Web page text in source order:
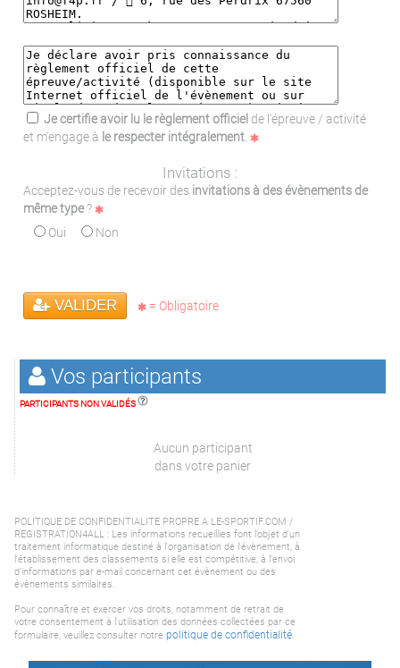
Je certifie avoir lu le règlement officiel de l'épreuve / activité
et m'engage à le respecter intégralement
Invitations :
Acceptez-vous de recevoir des invitations à des évènements de
même type?
Oui
Non
VALIDER = Obligatoire
Vos participants
PARTICIPANTS NON VALIDÉS
Aucun participant
dans votre panier
POLITIQUE DE CONFIDENTIALITE PROPRE A LE-SPORTIF.COM /
REGISTRATION4ALL : Les informations recueillies font l’objet d'un
traitement informatique destiné à l'organisation de l'évènement, à
l'établissement des classements si elle est compétitive, à l'envoi
d'informations par e-mail concernant cet évènement ou des
évènements similaires.
Pour connaître et exercer vos droits, notamment de retrait de
votre consentement à l'utilisation des données collectées par ce
formulaire, veuillez consulter notre politique de confidentialité.